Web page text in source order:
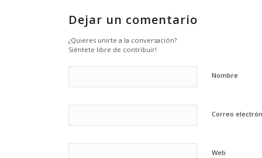
Dejar un comentario
¿Quieres unirte a la conversación?
Siéntete libre de contribuir!
Nombre
Correo
Web